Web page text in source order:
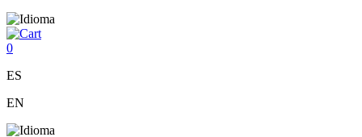
0
ES
EN